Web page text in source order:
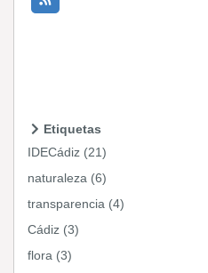
Etiquetas
IDECádiz (21)
naturaleza (6)
transparencia (4)
Cádiz (3)
flora (3)